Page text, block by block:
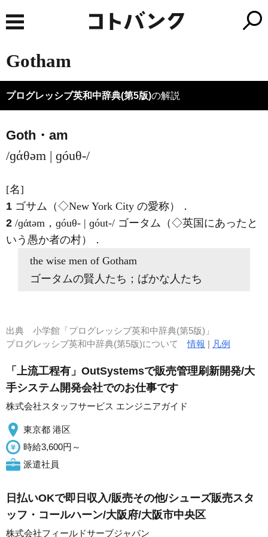
Gotham
プログレッシブ英和中辞典(第5版)の解説
Goth・am
/ɡάθəm | ɡóuθ-/
[名]
1 ゴサム（◇New York City の愛称）
．
2 /ɡάtəm，ɡóuθ- | ɡóut-/ ゴータム（◇英国にあったと
いう愚か者の村）
．
the wise men of Gotham
ゴータムの賢人たち；ばかな人たち
出典 小学館「プログレッシブ英和中辞典(第5版)」
プログレッシブ英和中辞典(第5版)について情報 | 凡例
「上流工程有」OutSystemsで販売管理刷新開発/大
手システム開発会社でのお仕事です
株式会社スタッフサービス エンジニアガイド
東京都 港区
時給3,600円～
派遣社員
日払いOKで即日収入/販売その他/シューズ販売スタ
ッフ・コールハーン/大阪府/大阪市中央区
株式会社フィールドサーブジャパン